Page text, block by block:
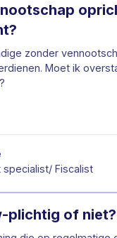
zonder
Moet ik
specialist/ Fiscalist
plichtig of niet?